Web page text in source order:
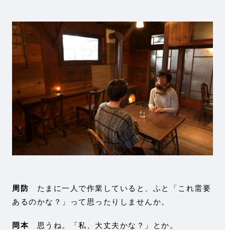
周防 たまに一人で作業していると、ふと「これ需要
あるのかな？」って思ったりしませんか。
岡本 思うね。「私、大丈夫かな？」とか。